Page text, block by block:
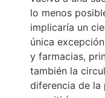
lo menos
implicaría un
única
y farmacias,
también la
diferencia de la